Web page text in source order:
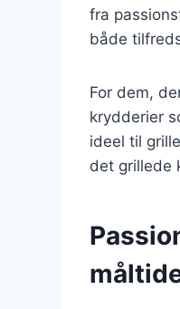
fra
både
For dem,
krydderier
ideel til
det grillede